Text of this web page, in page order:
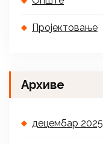
Пројектовање
Архиве
децембар 2025